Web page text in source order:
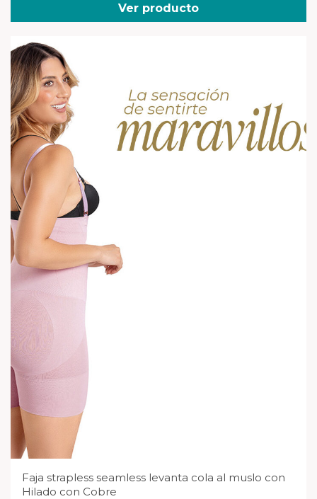
Ver producto
Faja strapless seamless levanta cola al muslo con
Hilado con Cobre